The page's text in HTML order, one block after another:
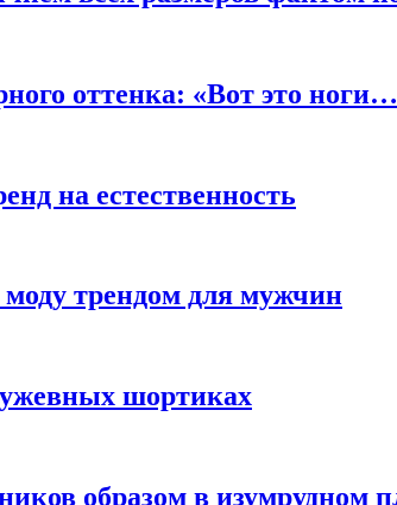
оттенка: «Вот это
на естественность
трендом для мужчин
шортиках
образом в изумрудном